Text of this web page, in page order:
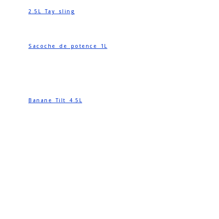
2.5L Tay sling
Sacoche de potence 1L
Banane Tilt 4.5L